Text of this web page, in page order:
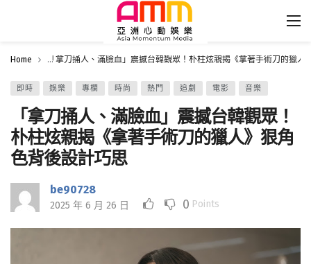
Home 「拿刀捅人、滿臉血」震撼台韓觀眾！朴柱炫親揭《拿著手術刀的獵人
即時 娛樂 專欄 時尚 熱門 追劇 電影 音樂
「拿刀捅人、滿臉血」震撼台韓觀眾！
朴柱炫親揭《拿著手術刀的獵人》狠角
色背後設計巧思
be90728
2025 年 6 月 26 日 0 Points